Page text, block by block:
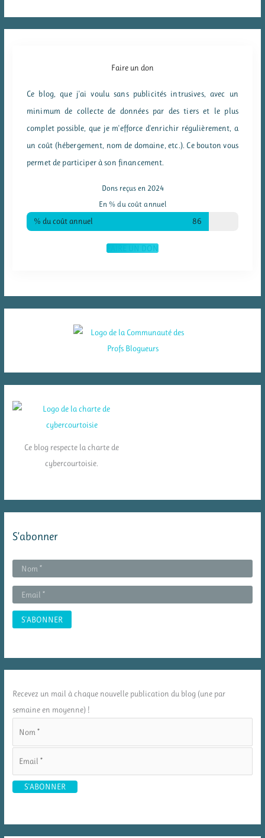
Faire un don
Ce blog, que j'ai voulu sans publicités intrusives, avec un
minimum de collecte de données par des tiers et le plus
complet possible, que je m'efforce d'enrichir régulièrement, a
un coût (hébergement, nom de domaine, etc.). Ce bouton vous
permet de participer à son financement.
Dons reçus en 2024
En % du coût annuel
% du coût annuel 86
FAIRE UN DON
Ce blog respecte la charte de
cybercourtoisie.
S’abonner
Recevez un mail à chaque nouvelle publication du blog (une par
semaine en moyenne) !